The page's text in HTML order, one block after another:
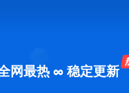
网最热 ∞ 稳定更新